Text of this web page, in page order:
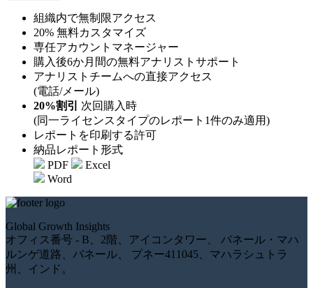
組織内で無制限アクセス
20% 無料カスタマイズ
専任アカウントマネージャー
購入後6か月間の無料アナリストサポート
アナリストチームへの直接アクセス
(電話/メール)
20%割引
次回購入時
(同一ライセンスタイプのレポート1件のみ適用)
レポートを印刷する許可
納品レポート形式
PDF
Excel
Word
Global Growth Insights
オフィス番号 - B、2階、アイコンタワー、 バネール・マハ
ルンゲ道路、バネール、 プネー411045、マハラシュトラ
州、インド。